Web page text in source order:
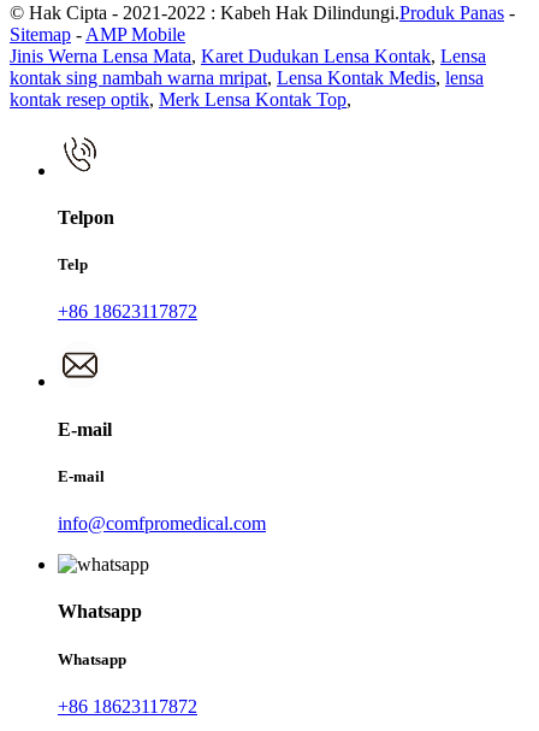
© Hak Cipta - 2021-2022 : Kabeh Hak Dilindungi.Produk Panas -
Sitemap - AMP Mobile
Jinis Werna Lensa Mata, Karet Dudukan Lensa Kontak, Lensa
kontak sing nambah warna mripat, Lensa Kontak Medis, lensa
kontak resep optik, Merk Lensa Kontak Top,
Telpon
Telp
+86 18623117872
E-mail
E-mail
info@comfpromedical.com
Whatsapp
Whatsapp
+86 18623117872